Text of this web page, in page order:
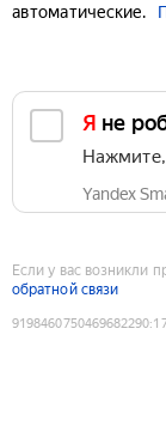
автоматические.
Я не
Yandex
Если у вас возникли
обратной связи
9198460750469682290: